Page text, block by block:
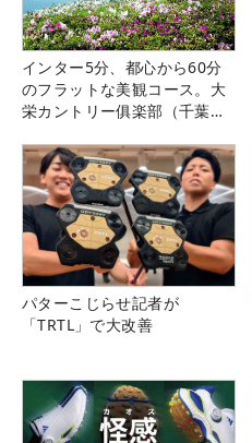
インター5分、都心から60分
のフラットな美観コース。大
栄カントリー俱楽部（千葉
パターこじらせ記者が
「TRTL」で大改善